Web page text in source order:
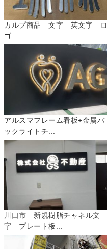
カルプ商品 文字 英文字 ロ
ゴ...
アルスマフレーム看板+金属バ
ックライトチ...
川口市 新規樹脂チャネル文
字 プレート板...